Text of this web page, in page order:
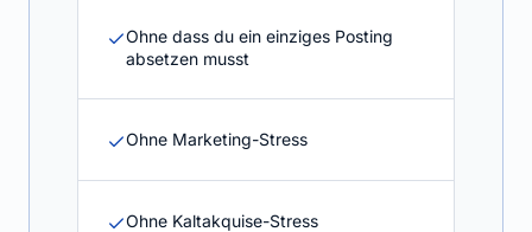
Ohne dass du ein einziges Posting
absetzen musst
Ohne Marketing-Stress
Ohne Kaltakquise-Stress